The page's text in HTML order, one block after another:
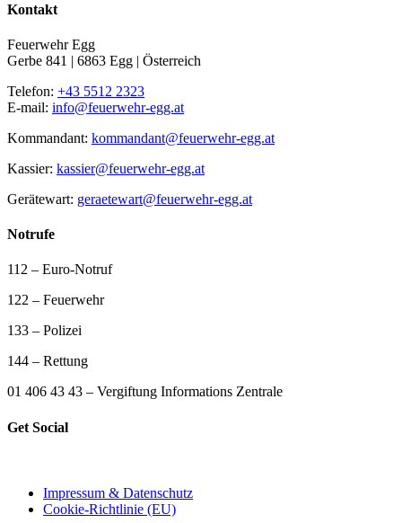
Kontakt
Feuerwehr Egg
Gerbe 841 | 6863 Egg | Österreich
Telefon: +43 5512 2323
E-mail: info@feuerwehr-egg.at
Kommandant: kommandant@feuerwehr-egg.at
Kassier: kassier@feuerwehr-egg.at
Gerätewart: geraetewart@feuerwehr-egg.at
Notrufe
112 – Euro-Notruf
122 – Feuerwehr
133 – Polizei
144 – Rettung
01 406 43 43 – Vergiftung Informations Zentrale
Get Social
Impressum & Datenschutz
Cookie-Richtlinie (EU)